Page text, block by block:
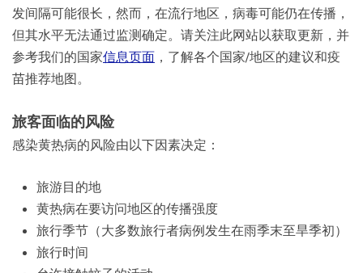
发间隔可能很长，然而，在流行地区，病毒可能仍在传播，
但其水平无法通过监测确定。请关注此网站以获取更新，并
参考我们的国家信息页面 ，了解各个国家/地区的建议和疫
苗推荐地图。
旅客面临的风险
感染黄热病的风险由以下因素决定：
旅游目的地
黄热病在要访问地区的传播强度
旅行季节（大多数旅行者病例发生在雨季末至旱季初）
旅行时间